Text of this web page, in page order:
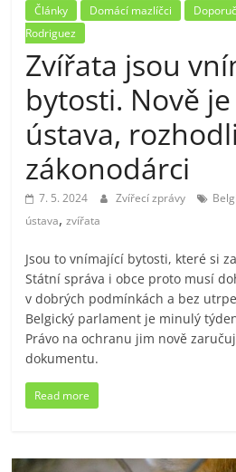
Články Domácí mazlíčci
Rodriguez
Zvířata jsou
bytosti. Nově
ústava,
zákonodárci
7. 5. 2024 Zvířecí zprávy
ústava,zvířata
Jsou to vnímající bytosti, které si
Státní správa i obce proto musí
v dobrých podmínkách a bez
Belgický parlament je minulý
Právo na ochranu jim nově
dokumentu.
Read more